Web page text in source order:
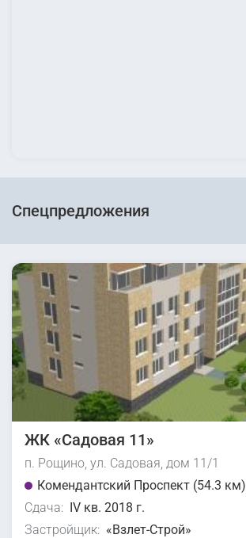
Спецпредложения
ЖК «Садовая 11»
п. Рощино, ул. Садовая, дом 11/1
Комендантский Проспект (54.3 км)
Сдача: IV кв. 2018 г.
Застройщик: «Взлет-Строй»